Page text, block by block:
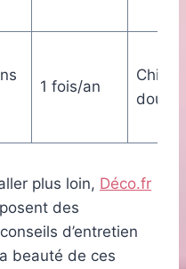
1 fois/an
doux
plus loin, Déco.fr
des
d’entretien
beauté de ces